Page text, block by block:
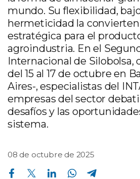
mundo. Su flexibilidad,
hermeticidad la
estratégica para el
agroindustria. En el
Internacional de Silobolsa,
del 15 al 17 de octubre en
Aires-, especialistas del
empresas del sector
desafíos y las
sistema.
08 de octubre de 2025
Compartir en Facebook Compartir en Twitter Compartir en Linkedin Compartir en Whatsapp